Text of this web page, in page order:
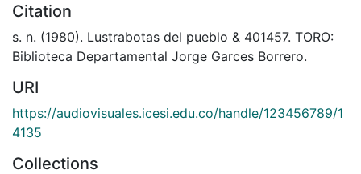
Citation
s. n. (1980). Lustrabotas del pueblo & 401457. TORO:
Biblioteca Departamental Jorge Garces Borrero.
URI
https://audiovisuales.icesi.edu.co/handle/123456789/1
4135
Collections